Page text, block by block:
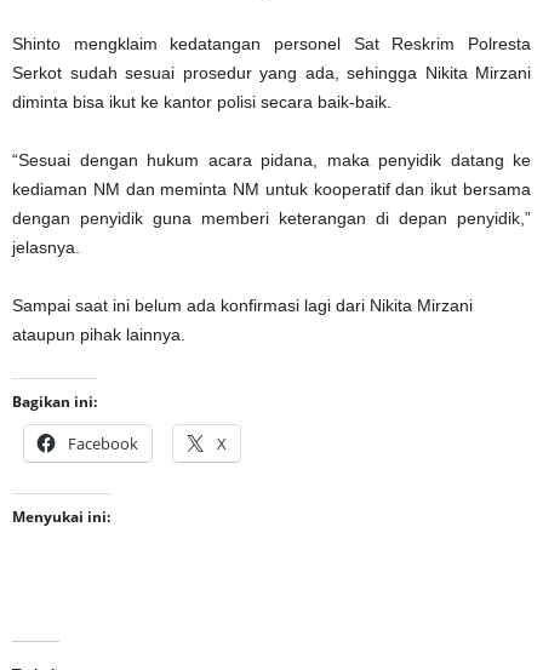
Shinto mengklaim kedatangan personel Sat Reskrim Polresta
Serkot sudah sesuai prosedur yang ada, sehingga Nikita Mirzani
diminta bisa ikut ke kantor polisi secara baik-baik.
“Sesuai dengan hukum acara pidana, maka penyidik datang ke
kediaman NM dan meminta NM untuk kooperatif dan ikut bersama
dengan penyidik guna memberi keterangan di depan penyidik,”
jelasnya.
Sampai saat ini belum ada konfirmasi lagi dari Nikita Mirzani
ataupun pihak lainnya.
Bagikan ini:
Facebook X
Menyukai ini: